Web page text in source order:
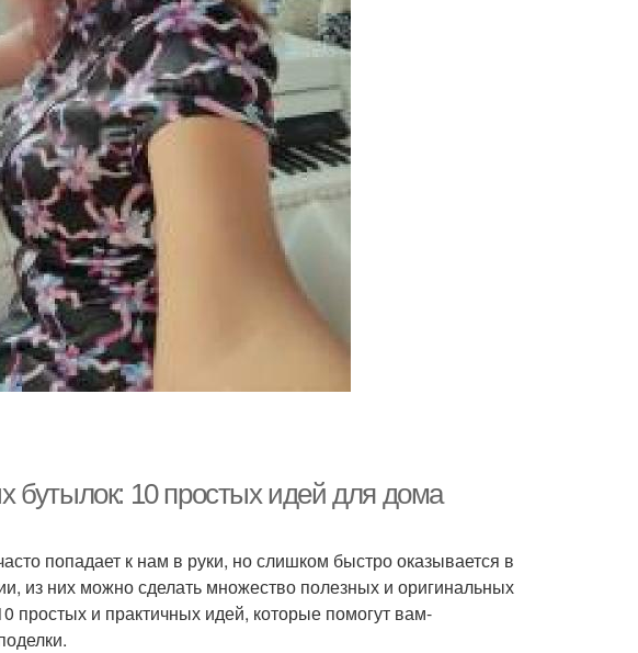
бутылок: 10 простых идей для дома
попадает к нам в руки, но слишком быстро оказывается в
из них можно сделать множество полезных и оригинальных
и практичных идей, которые помогут вам-